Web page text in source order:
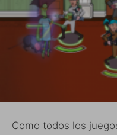
Como todos los